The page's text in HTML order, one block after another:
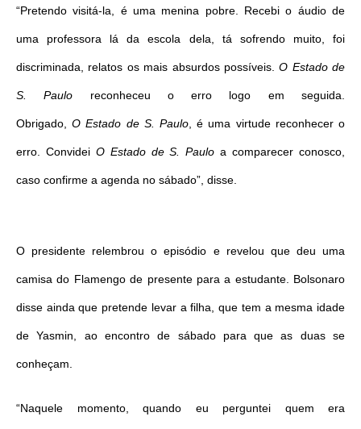
“Pretendo visitá-la, é uma menina pobre. Recebi o áudio de
uma professora lá da escola dela, tá sofrendo muito, foi
discriminada, relatos os mais absurdos possíveis.O Estado de
S. Paulo reconheceu o erro logo em seguida.
Obrigado,O Estado de S. Paulo , é uma virtude reconhecer o
erro. Convidei O Estado de S. Paulo a comparecer conosco,
caso confirme a agenda no sábado”, disse.
O presidente relembrou o episódio e revelou que deu uma
camisa do Flamengo de presente para a estudante. Bolsonaro
disse ainda que pretende levar a filha, que tem a mesma idade
de Yasmin, ao encontro de sábado para que as duas se
conheçam.
“Naquele momento, quando eu perguntei quem era